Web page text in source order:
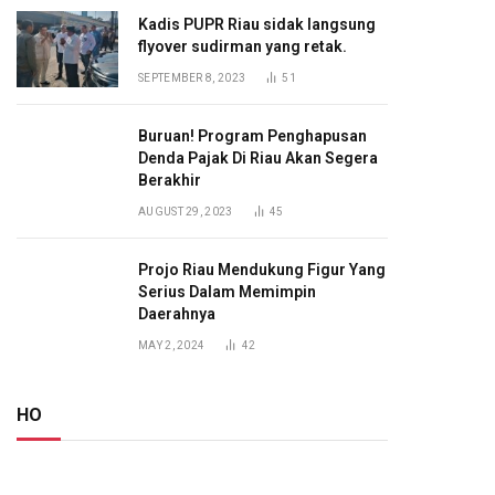
Kadis PUPR Riau sidak langsung
flyover sudirman yang retak.
SEPTEMBER 8, 2023 51
Buruan! Program Penghapusan
Denda Pajak Di Riau Akan Segera
Berakhir
AUGUST 29, 2023 45
Projo Riau Mendukung Figur Yang
Serius Dalam Memimpin
Daerahnya
MAY 2, 2024 42
HO